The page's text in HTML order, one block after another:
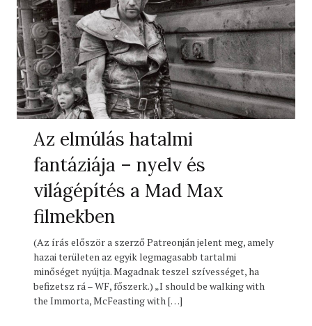
Az elmúlás hatalmi
fantáziája – nyelv és
világépítés a Mad Max
filmekben
(Az írás először a szerző Patreonján jelent meg, amely
hazai területen az egyik legmagasabb tartalmi
minőséget nyújtja. Magadnak teszel szívességet, ha
befizetsz rá – WF, főszerk.) „I should be walking with
the Immorta, McFeasting with […]